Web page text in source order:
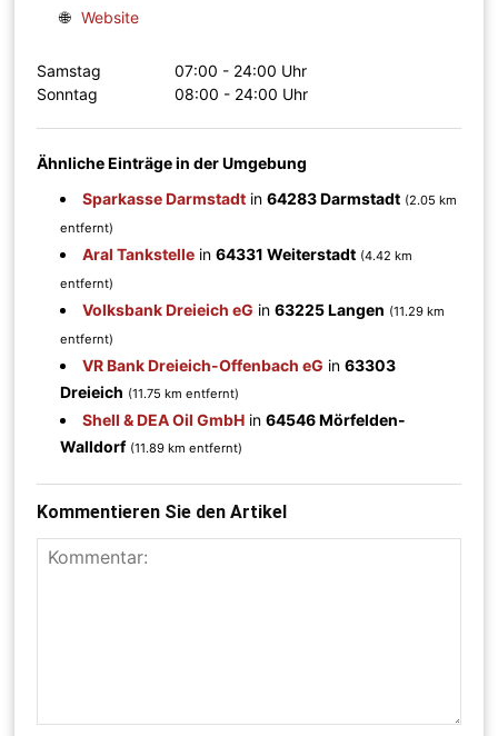
🌐 Website
Samstag
07:00 - 24:00 Uhr
Sonntag
08:00 - 24:00 Uhr
Ähnliche Einträge in der Umgebung
Sparkasse Darmstadt in64283 Darmstadt (2.05 km
entfernt)
Aral Tankstelle in64331 Weiterstadt (4.42 km
entfernt)
Volksbank Dreieich eG in63225 Langen (11.29 km
entfernt)
VR Bank Dreieich-Offenbach eG in63303
Dreieich (11.75 km entfernt)
Shell & DEA Oil GmbH in64546 Mörfelden-
Walldorf (11.89 km entfernt)
Kommentieren Sie den Artikel